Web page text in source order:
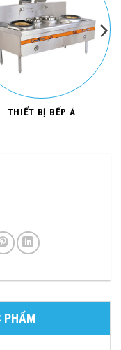
THIẾT BỊ BẾP Á
PHẨM